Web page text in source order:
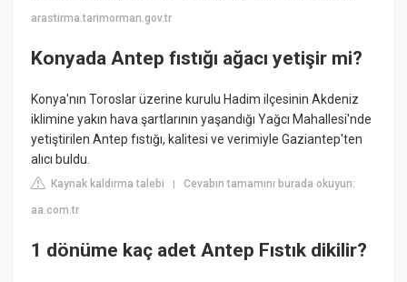
arastirma.tarimorman.gov.tr
Konyada Antep fıstığı ağacı yetişir mi?
Konya'nın Toroslar üzerine kurulu Hadim ilçesinin Akdeniz
iklimine yakın hava şartlarının yaşandığı Yağcı Mahallesi'nde
yetiştirilen Antep fıstığı, kalitesi ve verimiyle Gaziantep'ten
alıcı buldu.
Kaynak kaldırma talebi |Cevabın tamamını burada okuyun:
aa.com.tr
1 dönüme kaç adet Antep Fıstık dikilir?